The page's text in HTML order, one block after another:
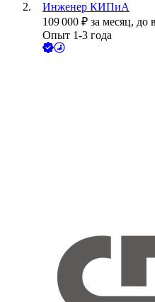
Инженер КИПиА
109 000 ₽ за месяц, до
Опыт 1-3 года